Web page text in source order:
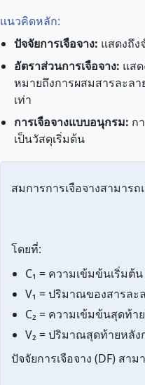
แนวคิดหลัก:
ปัจจัยการเจือจาง: แสดงถึง
อัตราส่วนการเจือจาง: แสด
หมายถึงการผสมสารละลา
เท่า
การเจือจางแบบอนุกรม: ก
เป็นวัสดุเริ่มต้น
สมการการเจือจางสามารถ
โดยที่:
C₁ = ความเข้มข้นเริ่มต้
V₁ = ปริมาณของสารล
C₂ = ความเข้มข้นสุดท้าย
V₂ = ปริมาณสุดท้ายหลัง
ปัจจัยการเจือจาง (DF) สา